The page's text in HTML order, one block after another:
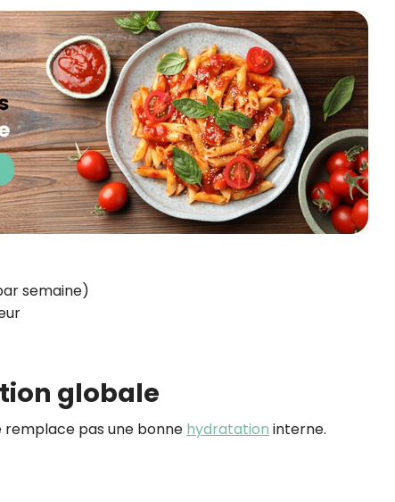
semaine)
globale
remplace pas une bonne hydratation interne.